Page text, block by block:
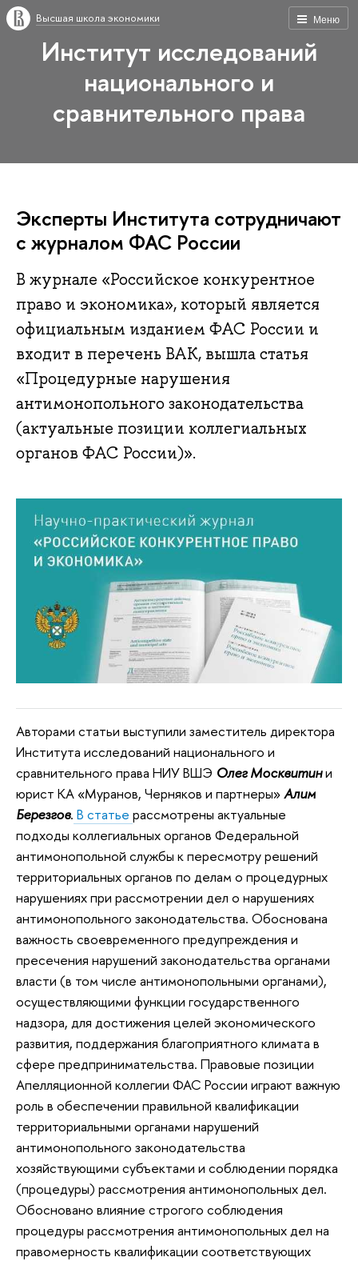
Меню
Высшая школа экономики
Институт исследований
национального и
сравнительного права
Эксперты Института сотрудничают
с журналом ФАС России
В журнале «Российское конкурентное
право и экономика», который является
официальным изданием ФАС России и
входит в перечень ВАК, вышла статья
«Процедурные нарушения
антимонопольного законодательства
(актуальные позиции коллегиальных
органов ФАС России)».
Авторами статьи выступили заместитель директора
Института исследований национального и
сравнительного права НИУ ВШЭ Олег Москвитини
юрист КА «Муранов, Черняков и партнеры»Алим
Березгов. В статье рассмотрены актуальные
подходы коллегиальных органов Федеральной
антимонопольной службы к пересмотру решений
территориальных органов по делам о процедурных
нарушениях при рассмотрении дел о нарушениях
антимонопольного законодательства. Обоснована
важность своевременного предупреждения и
пресечения нарушений законодательства органами
власти (в том числе антимонопольными органами),
осуществляющими функции государственного
надзора, для достижения целей экономического
развития, поддержания благоприятного климата в
сфере предпринимательства. Правовые позиции
Апелляционной коллегии ФАС России играют важную
роль в обеспечении правильной квалификации
территориальными органами нарушений
антимонопольного законодательства
хозяйствующими субъектами и соблюдении порядка
(процедуры) рассмотрения антимонопольных дел.
Обосновано влияние строгого соблюдения
процедуры рассмотрения антимонопольных дел на
правомерность квалификации соответствующих